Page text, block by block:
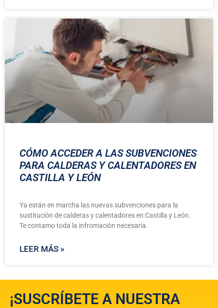
CÓMO ACCEDER A LAS SUBVENCIONES
PARA CALDERAS Y CALENTADORES EN
CASTILLA Y LEÓN
Ya están en marcha las nuevas subvenciones para la
sustitución de calderas y calentadores en Castilla y León.
Te contamo toda la infromación necesaria.
LEER MÁS »
¡SUSCRÍBETE A NUESTRA